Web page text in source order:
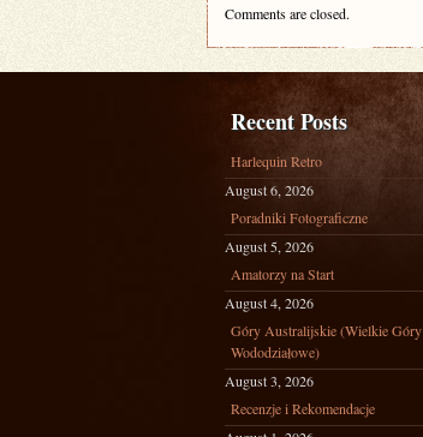
Comments are closed.
Recent Posts
Harlequin Retro
August 6, 2026
Poradniki Fotograficzne
August 5, 2026
Amatorzy na Start
August 4, 2026
Góry Australijskie (Wielkie Góry
Wododziałowe)
August 3, 2026
Recenzje i Rekomendacje